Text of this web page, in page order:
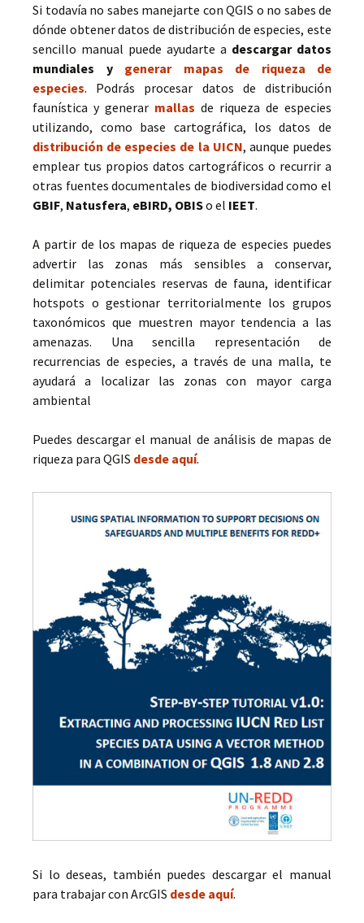
Si todavía no sabes manejarte con QGIS o no sabes de
dónde obtener datos de distribución de especies, este
sencillo manual puede ayudarte a descargar datos
mundiales y
generar mapas de riqueza de
especies. Podrás procesar datos de distribución
faunística y generar mallas de riqueza de especies
utilizando, como base cartográfica, los datos de
distribución de especies de la UICN, aunque puedes
emplear tus propios datos cartográficos o recurrir a
otras fuentes documentales de biodiversidad como el
GBIF, Natusfera, eBIRD, OBISo el IEET.
A partir de los mapas de riqueza de especies puedes
advertir las zonas más sensibles a conservar,
delimitar potenciales reservas de fauna, identificar
hotspots o gestionar territorialmente los grupos
taxonómicos que muestren mayor tendencia a las
amenazas. Una sencilla representación de
recurrencias de especies, a través de una malla, te
ayudará a localizar las zonas con mayor carga
ambiental
Puedes descargar el manual de análisis de mapas de
riqueza para QGIS desde aquí.
Si lo deseas, también puedes descargar el manual
para trabajar con ArcGIS desde aquí.